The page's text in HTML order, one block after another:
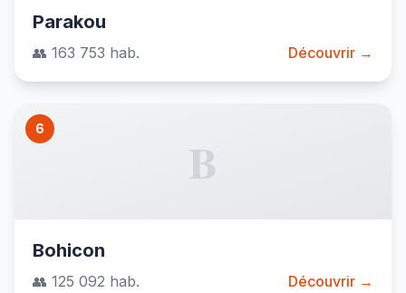
Parakou
👥 163 753 hab. Découvrir →
6
B
Bohicon
👥 125 092 hab. Découvrir →